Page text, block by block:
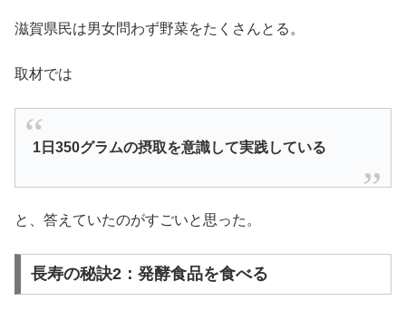
滋賀県民は男女問わず野菜をたくさんとる。
取材では
1日350グラムの摂取を意識して実践している
と、答えていたのがすごいと思った。
長寿の秘訣2：発酵食品を食べる